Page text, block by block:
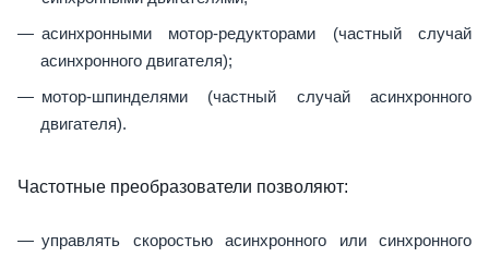
асинхронными мотор-редукторами (частный случай
асинхронного двигателя);
мотор-шпинделями (частный случай асинхронного
двигателя).
Частотные преобразователи позволяют:
управлять скоростью асинхронного или синхронного